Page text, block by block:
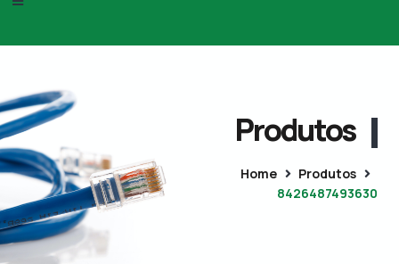
Produtos
Home
Produtos
8426487493630